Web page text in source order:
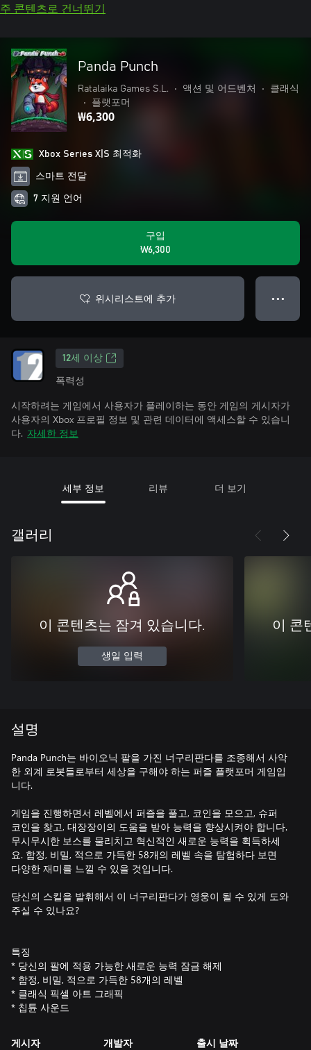
주 콘텐츠로 건너뛰기
Panda Punch
Ratalaika Games S.L. • 액션 및 어드벤처 •
클래식
•
플랫포머
₩6,300
Xbox Series X|S 최적화
스마트 전달
7 지원 언어
구입
₩6,300
위시리스트에 추가 ● ● ●
12세 이상
폭력성
시작하려는 게임에서 사용자가 플레이하는 동안 게임의 게시자가
사용자의 Xbox 프로필 정보 및 관련 데이터에 액세스할 수 있습니
다. 자세한 정보
세부 정보 리뷰 더 보기
갤러리
이 콘텐츠는 잠겨 있습니다.
생일 입력
이 콘
설명
Panda Punch는 바이오닉 팔을 가진 너구리판다를 조종해서 사악
한 외계 로봇들로부터 세상을 구해야 하는 퍼즐 플랫포머 게임입
니다.
게임을 진행하면서 레벨에서 퍼즐을 풀고, 코인을 모으고, 슈퍼
코인을 찾고, 대장장이의 도움을 받아 능력을 향상시켜야 합니다.
무시무시한 보스를 물리치고 혁신적인 새로운 능력을 획득하세
요. 함정, 비밀, 적으로 가득한 58개의 레벨 속을 탐험하다 보면
다양한 재미를 느낄 수 있을 것입니다.
당신의 스킬을 발휘해서 이 너구리판다가 영웅이 될 수 있게 도와
주실 수 있나요?
특징
* 당신의 팔에 적용 가능한 새로운 능력 잠금 해제
* 함정, 비밀, 적으로 가득한 58개의 레벨
* 클래식 픽셀 아트 그래픽
* 칩튠 사운드
게시자 개발자 출시 날짜